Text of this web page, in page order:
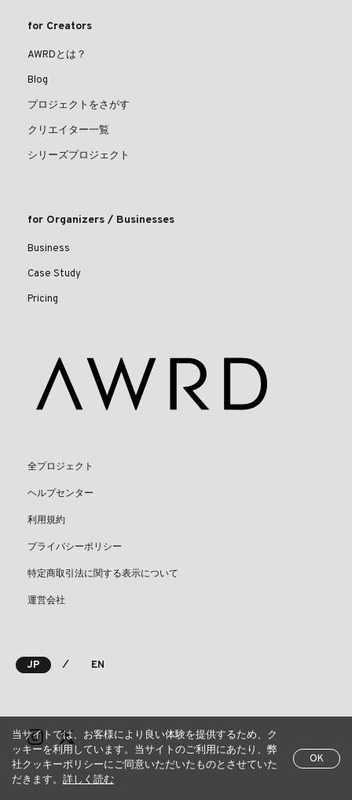
for Creators
AWRDとは？
Blog
プロジェクトをさがす
クリエイター一覧
シリーズプロジェクト
for Organizers / Businesses
Business
Case Study
Pricing
全プロジェクト
ヘルプセンター
利用規約
プライバシーポリシー
特定商取引法に関する表示について
運営会社
JP ⁄ EN
当サイトでは、お客様により良い体験を提供するため、ク
ッキーを利用しています。当サイトのご利用にあたり、弊
社クッキーポリシーにご同意いただいたものとさせていた
だきます。 詳しく読む
OK